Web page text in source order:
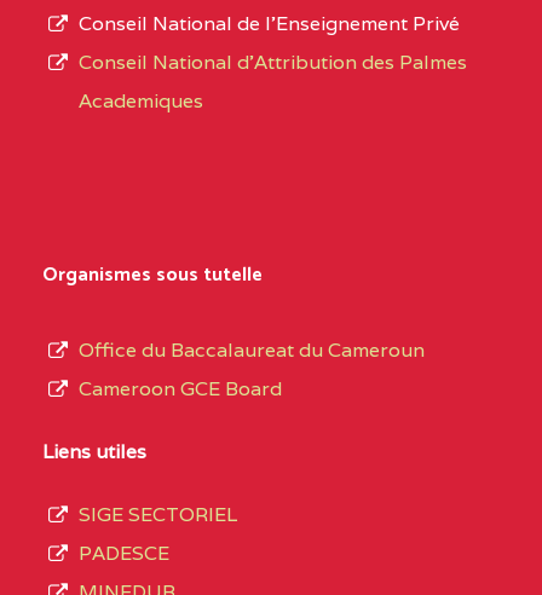
CENTRE
COLLEGE PRIVE
CENTRE
COLLEGE PRIVE LAIC
SAINT MICHEL
CENTRE
L’offre
d’éducation
de
du
de
septembre
Conseil National de l’Enseignement Privé
Conseil National d'Attribution des Palmes
Academiques
Organismes sous tutelle
Office du Baccalaureat du Cameroun
Cameroon GCE Board
Liens utiles
SIGE SECTORIEL
PADESCE